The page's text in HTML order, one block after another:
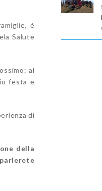
è
Salute
al
festa e
di
della